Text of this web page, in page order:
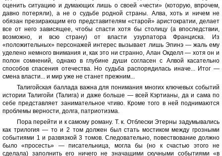
оценить ситуацию и думающих лишь о своей «чести» (которую, впрочем,
давно потеряли), а не о судьбе родной страны. Алва, хоть и ничем не
обязан презирающим его представителям «старой» аристократии, делает
все от него зависящее, чтобы спасти хотя бы столицу (а впоследствии,
возможно, и всю страну) от власти узурпатора Франциска. Из
«положительных» персонажей интерес вызывает лишь Эпинэ — жаль ему
уделено немного внимания и, как это ни странно, Алан Окделл — хотя он и
полон сомнений, однако в глубине души согласен с Алвой касательно
способов спасения отечества. Но судьба распорядилась иначе... Итог —
смена власти... и мир уже не станет прежним...
Талигойская баллада важна для понимания многих ключевых событий
истории Талигойи (Талига) и даже больше — всей Кэртианы, да и сама по
себе представляет занимательное чтиво. Кроме того в ней поднимаются
проблемы верности, долга, патриотизма.
Пора перейти и к самому роману. Т. к. Отблески Этерны задумывались
как трилогия — то и 2 том должен был стать мостиком между грозными
событиями 1 и развязкой 3 томов. Следовательно, повествование должно
было «просесть» — писательница, могла бы (но к счастью этого не
сделала) заполнить его ничего не значащими скучными событиями «в